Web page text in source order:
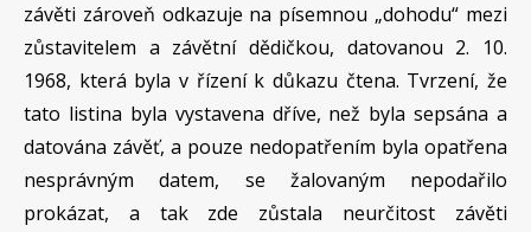
závěti zároveň odkazuje na písemnou „dohodu“ mezi
zůstavitelem a závětní dědičkou, datovanou 2. 10.
1968, která byla v řízení k důkazu čtena. Tvrzení, že
tato listina byla vystavena dříve, než byla sepsána a
datována závěť, a pouze nedopatřením byla opatřena
nesprávným datem, se žalovaným nepodařilo
prokázat, a tak zde zůstala neurčitost závěti